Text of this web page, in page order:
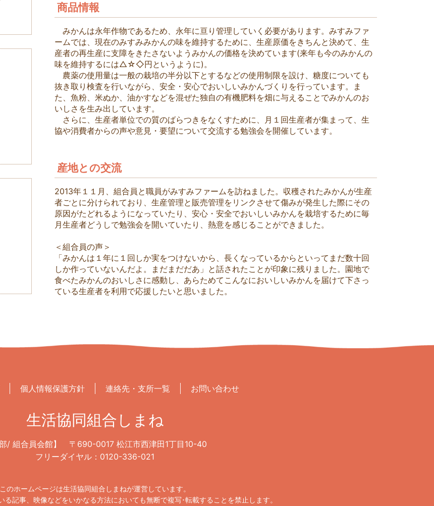
商品情報
みかんは永年作物であるため、永年に亘り管理していく必要があります。みすみファ
ームでは、現在のみすみみかんの味を維持するために、生産原価をきちんと決めて、生
産者の再生産に支障をきたさないようみかんの価格を決めています(来年も今のみかんの
味を維持するには△☆◇円というように)。
農薬の使用量は一般の栽培の半分以下とするなどの使用制限を設け、糖度についても
抜き取り検査を行いながら、安全・安心でおいしいみかんづくりを行っています。ま
た、魚粉、米ぬか、油かすなどを混ぜた独自の有機肥料を畑に与えることでみかんのお
いしさを生み出しています。
さらに、生産者単位での質のばらつきをなくすために、月１回生産者が集まって、生
協や消費者からの声や意見・要望について交流する勉強会を開催しています。
産地との交流
2013年１１月、組合員と職員がみすみファームを訪ねました。収穫されたみかんが生産
者ごとに分けられており、生産管理と販売管理をリンクさせて傷みが発生した際にその
原因がたどれるようになっていたり、安心・安全でおいしいみかんを栽培するために毎
月生産者どうしで勉強会を開いていたり、熱意を感じることができました。
＜組合員の声＞
「みかんは１年に１回しか実をつけないから、長くなっているからといってまだ数十回
しか作っていないんだよ。まだまだだあ」と話されたことが印象に残りました。園地で
食べたみかんのおいしさに感動し、あらためてこんなにおいしいみかんを届けて下さっ
ている生産者を利用で応援したいと思いました。
個人情報保護方針 連絡先・支所一覧 お問い合わせ
生活協同組合しまね
部/ 組合員会館】
〒690-0017 松江市西津田1丁目10-40
フリーダイヤル：0120-336-021
このホームページは生活協同組合しまねが運営しています。
る記事、映像などをいかなる方法においても無断で複写･転載することを禁止します。